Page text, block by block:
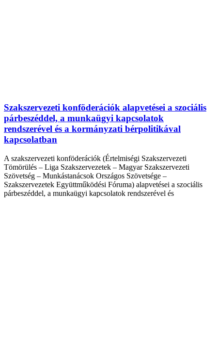
Szakszervezeti konföderációk alapvetései a szociális
párbeszéddel, a munkaügyi kapcsolatok
rendszerével és a kormányzati bérpolitikával
kapcsolatban
A szakszervezeti konföderációk (Értelmiségi Szakszervezeti
Tömörülés – Liga Szakszervezetek – Magyar Szakszervezeti
Szövetség – Munkástanácsok Országos Szövetsége –
Szakszervezetek Együttműködési Fóruma) alapvetései a szociális
párbeszéddel, a munkaügyi kapcsolatok rendszerével és